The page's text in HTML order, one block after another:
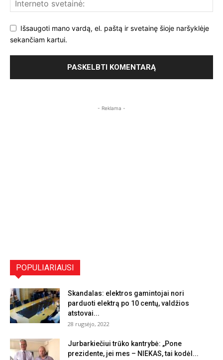
Išsaugoti mano vardą, el. paštą ir svetainę šioje naršyklėje
sekančiam kartui.
- Reklama -
POPULIARIAUSI
Skandalas: elektros gamintojai nori
parduoti elektrą po 10 centų, valdžios
atstovai...
28 rugsėjo, 2022
Jurbarkiečiui trūko kantrybė: „Pone
prezidente, jei mes – NIEKAS, tai kodėl...